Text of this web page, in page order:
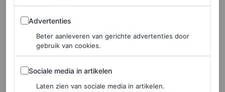
maar het is niet voldoende.”
Wanneer is een moisturizer met SPF dan wél genoeg?
“Wanneer de zonkracht niet zo hoog is”, zegt Wakkee.
“Bijvoorbeeld op het moment dat je ’s ochtends naar
buiten gaat. Als je naar je werk fietst of de hond uitlaat is
Advertenties
Advertenties
Beter aanleveren van gerichte advertenties door
gebruik van cookies.
Sociale media in artikelen
Sociale media in artikelen
Laten zien van sociale media in artikelen.